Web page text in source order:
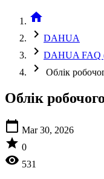
home
chevron_right DAHUA
chevron_right DAHUA FAQ (
chevron_right Облік
Облік
calendar_today Mar 30, 2026
star 0
visibility 531